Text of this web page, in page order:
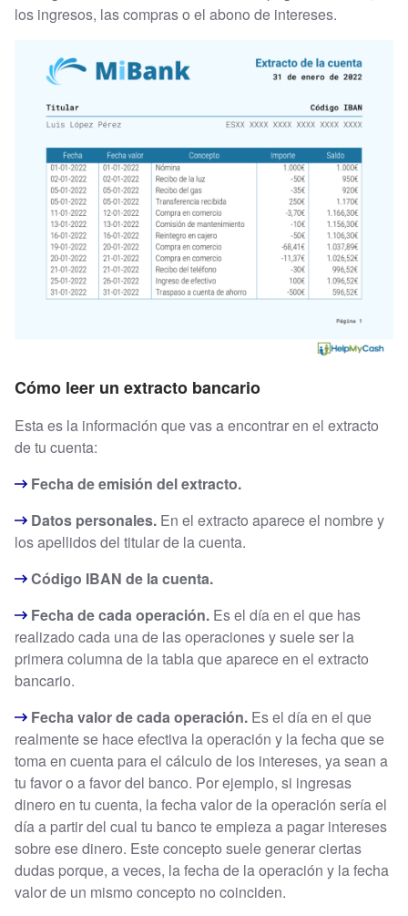
los ingresos, las compras o el abono de intereses.
Cómo leer un extracto bancario
Esta es la información que vas a encontrar en el extracto
de tu cuenta:
Fecha de emisión del extracto.
Datos personales. En el extracto aparece el nombre y
los apellidos del titular de la cuenta.
Código IBAN de la cuenta.
Fecha de cada operación. Es el día en el que has
realizado cada una de las operaciones y suele ser la
primera columna de la tabla que aparece en el extracto
bancario.
Fecha valor de cada operación. Es el día en el que
realmente se hace efectiva la operación y la fecha que se
toma en cuenta para el cálculo de los intereses, ya sean a
tu favor o a favor del banco. Por ejemplo, si ingresas
dinero en tu cuenta, la fecha valor de la operación sería el
día a partir del cual tu banco te empieza a pagar intereses
sobre ese dinero. Este concepto suele generar ciertas
dudas porque, a veces, la fecha de la operación y la fecha
valor de un mismo concepto no coinciden.